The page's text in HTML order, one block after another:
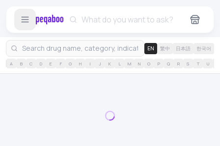
EN 繁中 日本語 한국어
A B C D E F G H I J K L M N O P Q R S T U